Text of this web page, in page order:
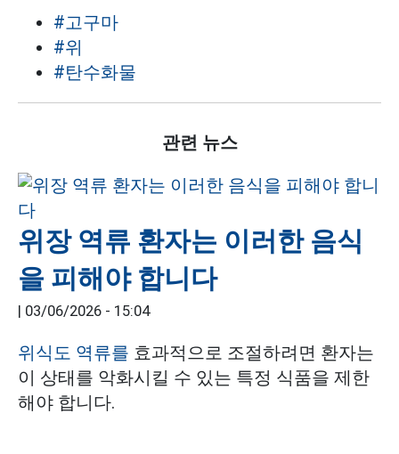
#고구마
#위
#탄수화물
관련 뉴스
위장 역류 환자는 이러한 음식
을 피해야 합니다
| 03/06/2026 - 15:04
위식도 역류를 효과적으로 조절하려면 환자는
이 상태를 악화시킬 수 있는 특정 식품을 제한
해야 합니다.